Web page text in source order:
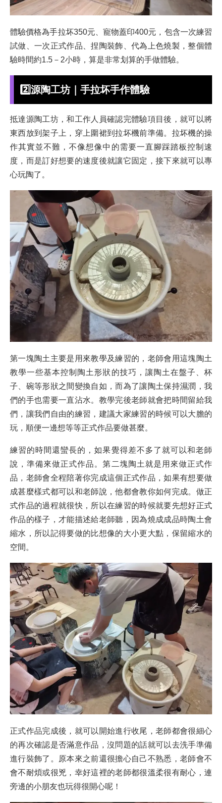
體驗價格為手拉坏350元、寵物蓋印400元，包含一次練習
試做、一次正式作品、捏陶裝飾、代為上色燒製，整個體
驗時間約1.5－2小時，算是非常划算的手做體驗。
2️⃣源陶工坊｜手拉坏手作體驗
抵達源陶工坊，和工作人員確認完體驗項目後，就可以將
東西放到架子上，穿上圍裙到拉坏機前準備。拉坏機的操
作其實並不難，不像想像中的需要一直腳踩踏板控制速
度，而是訂好想要的速度後就讓它固定，接下來就可以專
心玩陶了。
第一塊陶土主要是用來教學及練習的，老師會用這塊陶土
教學一些基本控制陶土形狀的技巧，讓陶土在盤子、杯
子、碗等形狀之間變換自如，而為了讓陶土保持濕潤，我
們的手也需要一直沾水。教學完後老師就會把時間留給我
們，讓我們自由的練習，建議大家練習的時候可以大膽的
玩，順便一邊想等等正式作品要做甚麼。
練習的時間還蠻長的，如果覺得差不多了就可以和老師
說，準備來做正式作品。第二塊陶土就是用來做正式作
品，老師會全程陪著你完成這個正式作品，如果有想要做
成甚麼樣式都可以和老師說，他都會教你如何完成。做正
式作品的過程就很快，所以在練習的時候就要先想好正式
作品的樣子，才能描述給老師聽，因為燒成成品時陶土會
縮水，所以記得要做的比想像的大小更大點，保留縮水的
空間。
正式作品完成後，就可以開始進行收尾，老師都會很細心
的再次確認是否滿意作品，沒問題的話就可以去洗手準備
進行裝飾了。原本來之前還很擔心自己不熟悉，老師會不
會不耐煩或很兇，幸好這裡的老師都很溫柔很有耐心，連
旁邊的小朋友也玩得很開心呢！